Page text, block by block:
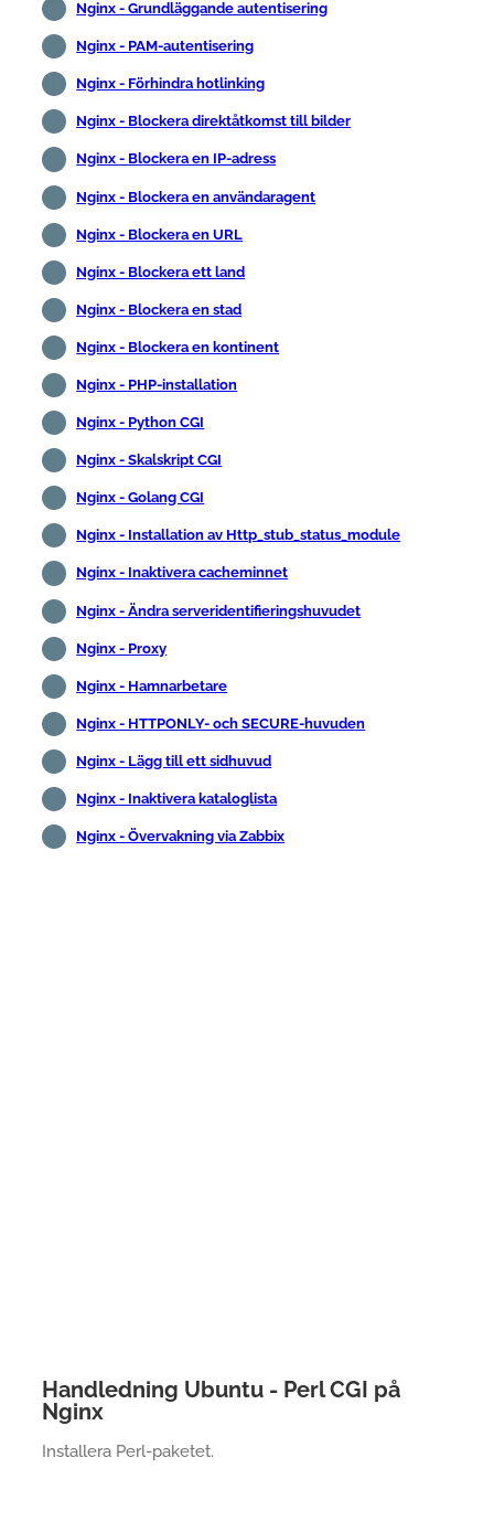
Nginx - Grundläggande autentisering
Nginx - PAM-autentisering
Nginx - Förhindra hotlinking
Nginx - Blockera direktåtkomst till bilder
Nginx - Blockera en IP-adress
Nginx - Blockera en användaragent
Nginx - Blockera en URL
Nginx - Blockera ett land
Nginx - Blockera en stad
Nginx - Blockera en kontinent
Nginx - PHP-installation
Nginx - Python CGI
Nginx - Skalskript CGI
Nginx - Golang CGI
Nginx - Installation av Http_stub_status_module
Nginx - Inaktivera cacheminnet
Nginx - Ändra serveridentifieringshuvudet
Nginx - Proxy
Nginx - Hamnarbetare
Nginx - HTTPONLY- och SECURE-huvuden
Nginx - Lägg till ett sidhuvud
Nginx - Inaktivera kataloglista
Nginx - Övervakning via Zabbix
Handledning Ubuntu - Perl CGI på
Nginx
Installera Perl-paketet.